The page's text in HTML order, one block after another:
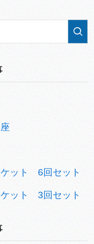
ット 6回セット
ット 3回セット